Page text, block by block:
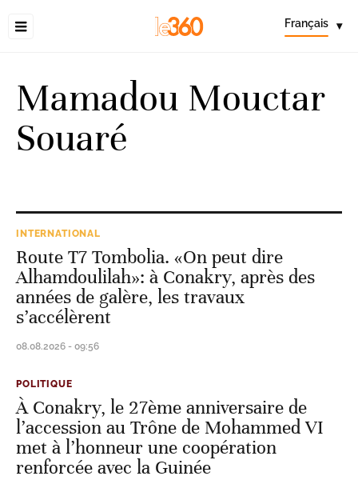
Français ▾
Mamadou Mouctar
Souaré
INTERNATIONAL
Route T7 Tombolia. «On peut dire
Alhamdoulilah»: à Conakry, après des
années de galère, les travaux
s’accélèrent
08.08.2026 - 09:56
POLITIQUE
À Conakry, le 27ème anniversaire de
l’accession au Trône de Mohammed VI
met à l’honneur une coopération
renforcée avec la Guinée